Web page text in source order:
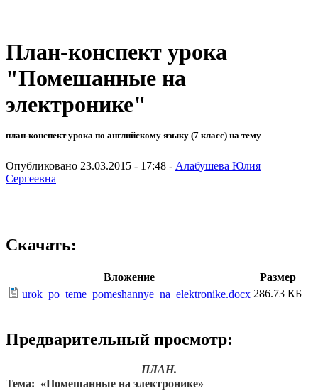
План-конспект урока
"Помешанные на
электронике"
план-конспект урока по английскому языку (7 класс) на тему
Опубликовано 23.03.2015 - 17:48 - Алабушева Юлия
Сергеевна
Скачать:
Вложение
Размер
urok_po_teme_pomeshannye_na_elektronike.docx 286.73 КБ
Предварительный просмотр:
ПЛАН.
Тема: «Помешанные на электронике»